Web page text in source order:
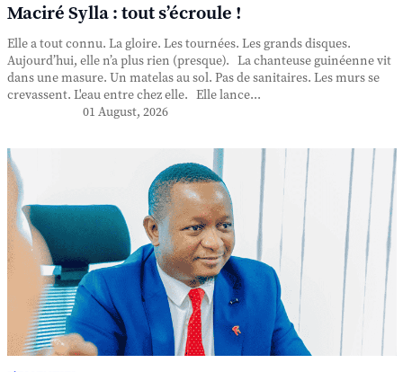
Maciré Sylla : tout s’écroule !
Elle a tout connu. La gloire. Les tournées. Les grands disques.
Aujourd’hui, elle n’a plus rien (presque). La chanteuse guinéenne vit
dans une masure. Un matelas au sol. Pas de sanitaires. Les murs se
crevassent. L'eau entre chez elle. Elle lance...
01 August, 2026